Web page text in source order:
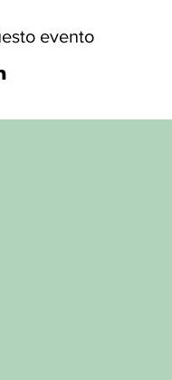
evento